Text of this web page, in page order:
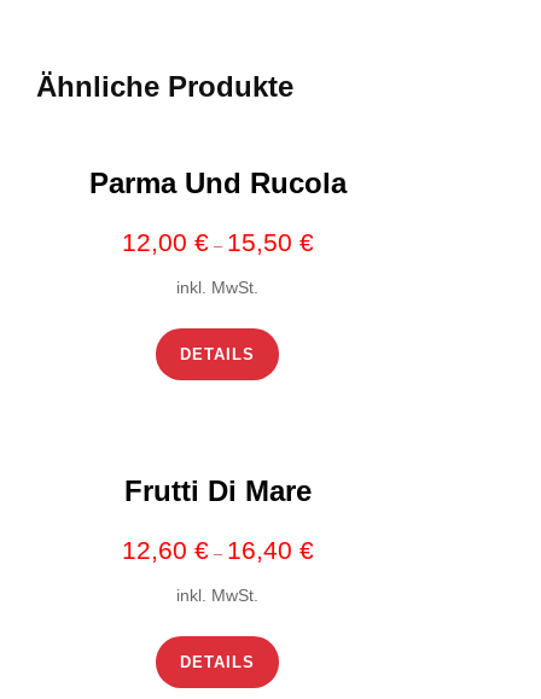
Ähnliche Produkte
Parma Und Rucola
12,00 €– 15,50 €
inkl. MwSt.
DETAILS
Frutti Di Mare
12,60 €– 16,40 €
inkl. MwSt.
DETAILS